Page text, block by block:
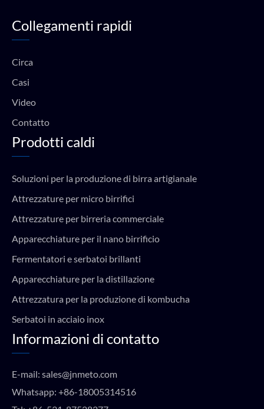
b
o
u
b
a
g
s
a
Collegamenti rapidi
Circa
Casi
Video
Contatto
Prodotti caldi
Soluzioni per la produzione di birra artigianale
Attrezzature per micro birrifici
Attrezzature per birreria commerciale
Apparecchiature per il nano birrificio
Fermentatori e serbatoi brillanti
Apparecchiature per la distillazione
Attrezzatura per la produzione di kombucha
Serbatoi in acciaio inox
Informazioni di contatto
E-mail: sales@jnmeto.com
Whatsapp: +86-18005314516